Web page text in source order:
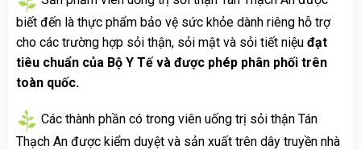
biết đến là thực phẩm bảo vệ sức khỏe dành riêng hỗ trợ
cho các trường hợp sỏi thận, sỏi mật và sỏi tiết niệuđạt
tiêu chuẩn của Bộ Y Tế và được phép phân phối trên
toàn quốc.
Các thành phần có trong viên uống trị sỏi thận Tán
Thạch An được kiểm duyệt và sản xuất trên dây truyền nhà